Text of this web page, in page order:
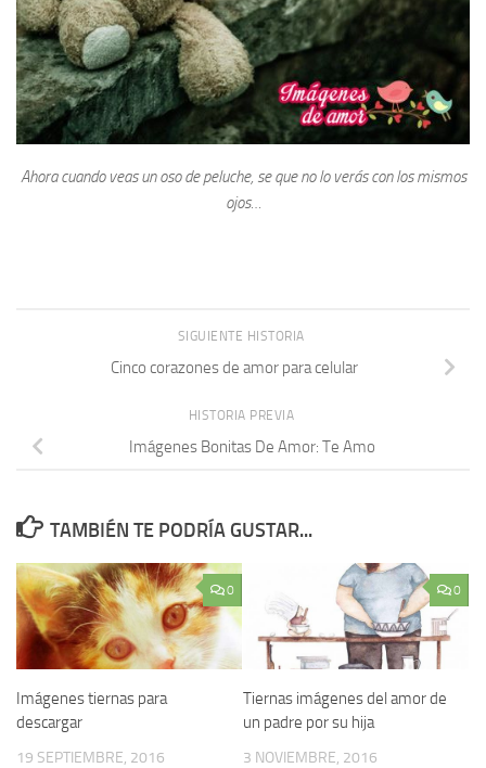
Ahora cuando veas un oso de peluche, se que no lo verás con los mismos
ojos…
SIGUIENTE HISTORIA
Cinco corazones de amor para celular
HISTORIA PREVIA
Imágenes Bonitas De Amor: Te Amo
TAMBIÉN TE PODRÍA GUSTAR...
0
Imágenes tiernas para
descargar
19 SEPTIEMBRE, 2016
0
Tiernas imágenes del amor de
un padre por su hija
3 NOVIEMBRE, 2016